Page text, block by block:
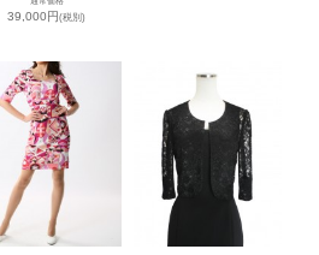
39,000円(税別)